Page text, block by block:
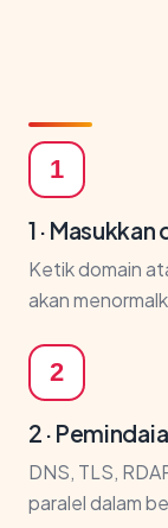
1
1 ·
Ketik domain
akan
2
2 ·
DNS, TLS,
paralel dalam